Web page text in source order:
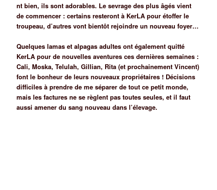
nt bien, ils sont adorables. Le sevrage des plus âgésvient
de commencer : certains resteront à KerLA pour étoffer le
troupeau, d’autres vont bientôt rejoindre un nouveau foyer…
Quelques lamas et alpagas adultes ont également quitté
KerLA pour de nouvelles aventures ces dernières semaines :
Cali, Moska, Telulah, Gillian, Rita (et prochainement Vincent)
font le bonheur de leurs nouveaux propriétaires ! Décisions
difficiles à prendre de me séparer de tout ce petit monde,
mais les factures ne se règlent pas toutes seules, et il faut
aussi amener du sang nouveau dans l’élevage.